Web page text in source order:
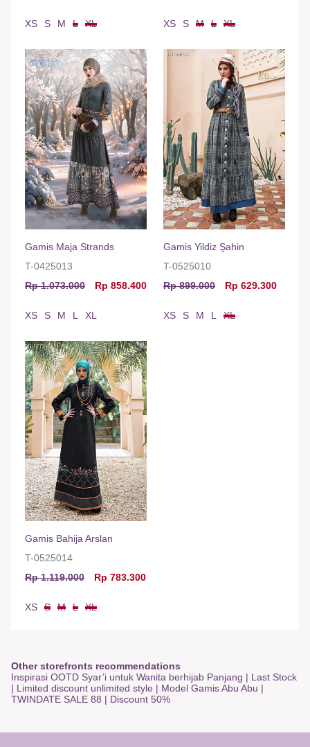
XS S M L XL XS S M L XL
Gamis Maja Strands
T-0425013
Rp 1.073.000
Rp 858.400
XS S M L XL
Gamis Yildiz Şahin
T-0525010
Rp 899.000
Rp 629.300
XS S M L XL
Gamis Bahija Arslan
T-0525014
Rp 1.119.000
Rp 783.300
XS S M L XL
Other storefronts recommendations
Inspirasi OOTD Syar’i untuk Wanita berhijab Panjang | Last Stock
| Limited discount unlimited style | Model Gamis Abu Abu |
TWINDATE SALE 88 | Discount 50%